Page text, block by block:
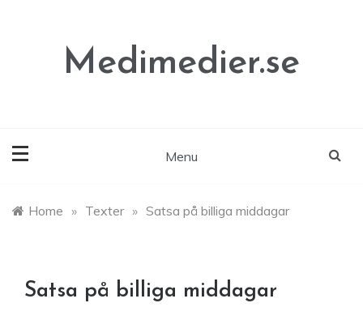
Medimedier.se
Menu
Home » Texter » Satsa på billiga middagar
Satsa på billiga middagar